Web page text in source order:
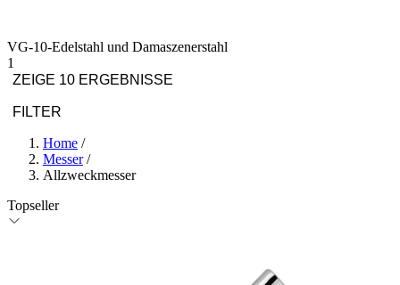
VG-10-Edelstahl und Damaszenerstahl
1
ZEIGE 10 ERGEBNISSE
FILTER
Home /
Messer/
Allzweckmesser
Topseller